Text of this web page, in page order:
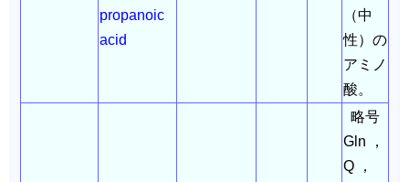
propanoic
acid
（中
性）の
アミノ
酸。
略号
Gln ，
Q ，